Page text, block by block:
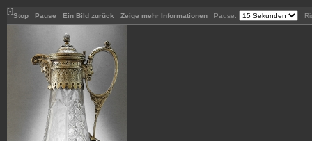
[-]
Stop Pause Ein Bild zurück Zeige mehr Informationen Pause: